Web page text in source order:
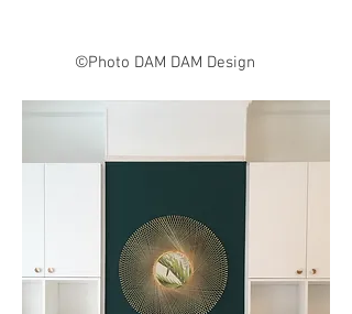
©Photo DAM DAM Design